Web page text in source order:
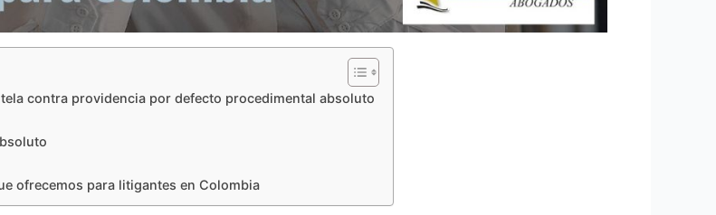
contra providencia por defecto procedimental absoluto
ofrecemos para litigantes en Colombia